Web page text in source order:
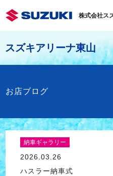
株式会社ス
スズキアリーナ東山
お店ブログ
納車ギャラリー
2026.03.26
ハスラー納車式